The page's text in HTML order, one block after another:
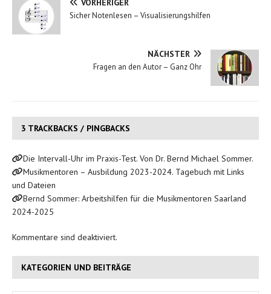
VORHERIGER
Sicher Notenlesen – Visualisierungshilfen
NÄCHSTER
Fragen an den Autor – Ganz Ohr
3 TRACKBACKS / PINGBACKS
Die Intervall-Uhr im Praxis-Test. Von Dr. Bernd Michael Sommer.
Musikmentoren – Ausbildung 2023-2024. Tagebuch mit Links
und Dateien
Bernd Sommer: Arbeitshilfen für die Musikmentoren Saarland
2024-2025
Kommentare sind deaktiviert.
KATEGORIEN UND BEITRÄGE